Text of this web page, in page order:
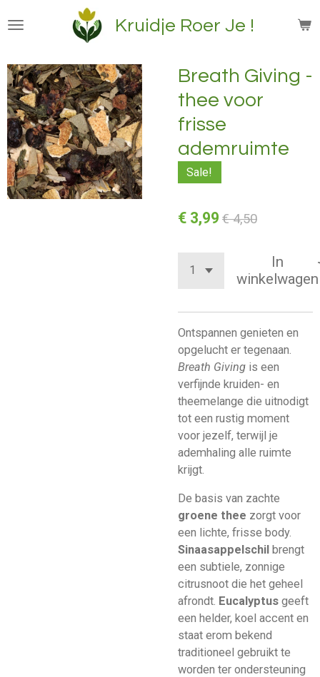
direct
de
hoofdinhoud
Kruidje Roer Je !
Breath Giving -
thee voor
frisse
ademruimte
Sale!
€ 3,99 € 4,50
In
winkelwagen
Ontspannen genieten en
opgelucht er tegenaan.
Breath Giving is een
verfijnde kruiden- en
theemelange die uitnodigt
tot een rustig moment
voor jezelf, terwijl je
ademhaling alle ruimte
krijgt.
De basis van zachte
groene thee zorgt voor
een lichte, frisse body.
Sinaasappelschil brengt
een subtiele, zonnige
citrusnoot die het geheel
afrondt. Eucalyptus geeft
een helder, koel accent en
staat erom bekend
traditioneel gebruikt te
worden ter ondersteuning